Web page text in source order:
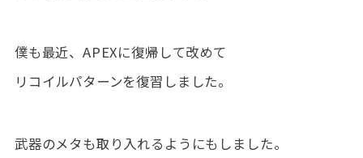
僕も最近、APEXに復帰して改めて
リコイルパターンを復習しました。
武器のメタも取り入れるようにもしました。